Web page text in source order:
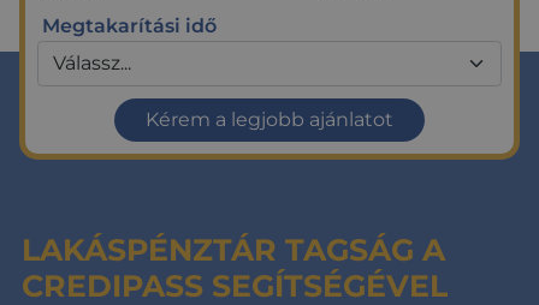
LAKÁSPÉNZTÁR TAGSÁG A
CREDIPASS SEGÍTSÉGÉVEL
Megtakarítási idő
Kérem a legjobb ajánlatot